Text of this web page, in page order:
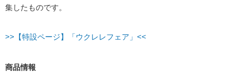
集したものです。
>>【特設ページ】「ウクレレフェア」<<
商品情報